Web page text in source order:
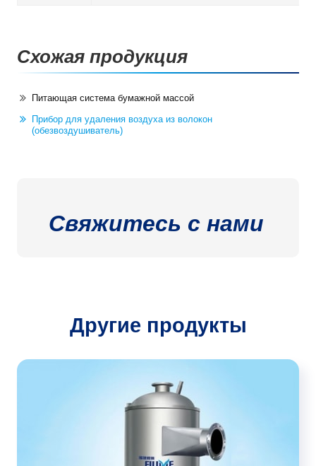
Схожая продукция
Питающая система бумажной массой
Прибор для удаления воздуха из волокон
(обезвоздушиватель)
Свяжитесь с нами
Другие продукты